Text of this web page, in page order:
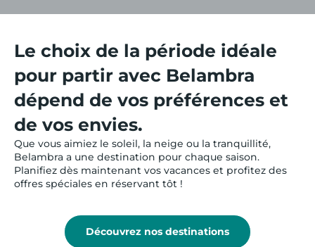
Le choix de la période idéale
pour partir avec Belambra
dépend de vos préférences et
de vos envies.
Que vous aimiez le soleil, la neige ou la tranquillité,
Belambra a une destination pour chaque saison.
Planifiez dès maintenant vos vacances et profitez des
offres spéciales en réservant tôt !
Découvrez nos destinations